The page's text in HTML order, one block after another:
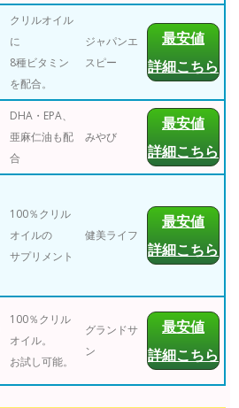
クリルオイル
に
8種ビタミン
を配合。
ジャパンエ
スピー
最安値
詳細こちら
DHA・EPA、
亜麻仁油も配
合
みやび
最安値
詳細こちら
100％クリル
オイルの
サプリメント
健美ライフ
最安値
詳細こちら
100％クリル
オイル。
お試し可能。
グランドサ
ン
最安値
詳細こちら